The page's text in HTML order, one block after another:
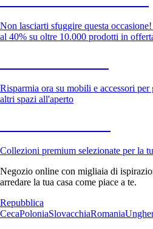
Non lasciarti sfuggire questa
al 40% su oltre 10.000 prodotti in
Risparmia ora su mobili e accessori
altri spazi all'aperto
Collezioni premium selezionate per la
Negozio online con migliaia di
arredare la tua casa come piace a te.
Repubblica
CecaPoloniaSlovacchiaRomania